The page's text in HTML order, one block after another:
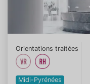
Orientations traitées
Midi-Pyrénées